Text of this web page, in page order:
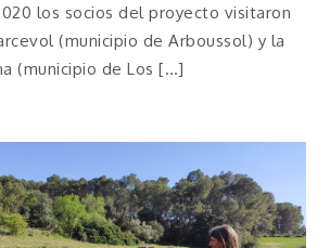
los socios del proyecto visitaron
(municipio de Arboussol) y la
(municipio de Los […]